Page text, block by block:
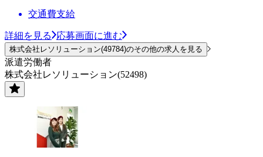
交通費支給
詳細を見る 応募画面に進む
株式会社レソリューション(49784)のその他の求人を見る
派遣労働者
株式会社レソリューション(52498)